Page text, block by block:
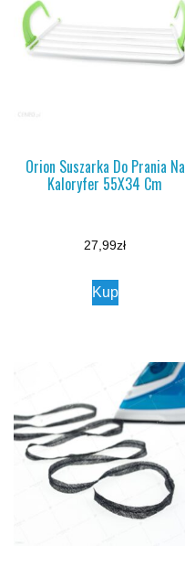
Orion Suszarka Do Prania Na
Kaloryfer 55X34 Cm
27,99zł
Kup